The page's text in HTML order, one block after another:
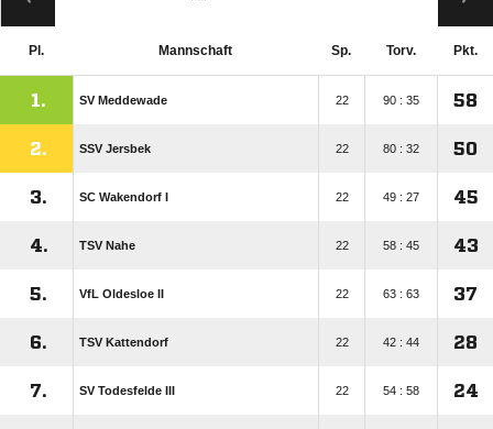
Pl. Mannschaft Sp. Torv. Pkt.
1. SV Meddewade 22 90 : 35 58
2. SSV Jersbek 22 80 : 32 50
3. SC Wakendorf I 22 49 : 27 45
4. TSV Nahe 22 58 : 45 43
5. VfL Oldesloe II 22 63 : 63 37
6. TSV Kattendorf 22 42 : 44 28
7. SV Todesfelde III 22 54 : 58 24